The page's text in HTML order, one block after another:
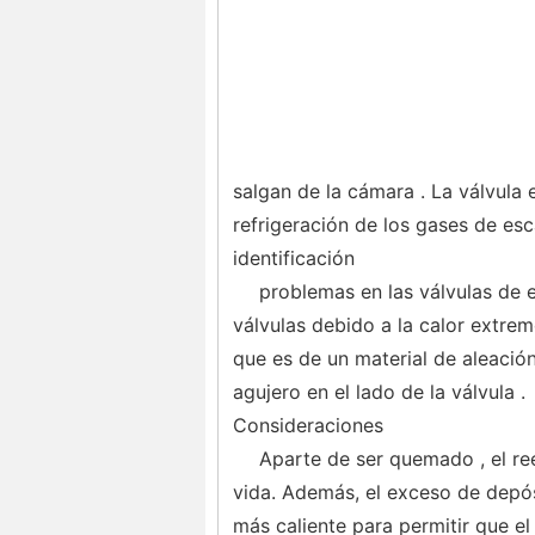
salgan de la cámara . La
refrigeración de los gases de
identificación
problemas en las válvulas de
válvulas debido a la calor
que es de un material de
agujero en el lado de la válvula .
Consideraciones
Aparte de ser quemado , el
vida. Además, el exceso de
más caliente para permitir que